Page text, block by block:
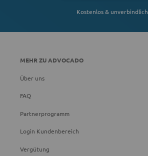
Kostenlos & unverbindlich
MEHR ZU ADVOCADO
Über uns
FAQ
Partnerprogramm
Login Kundenbereich
Vergütung